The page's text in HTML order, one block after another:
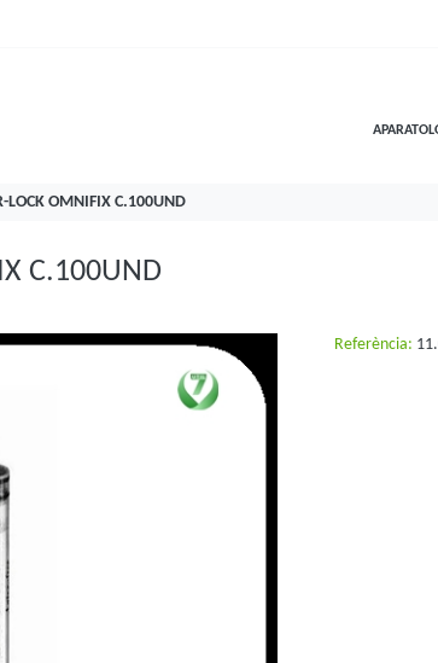
LOCK OMNIFIX C.100UND
C.100UND
Referència: